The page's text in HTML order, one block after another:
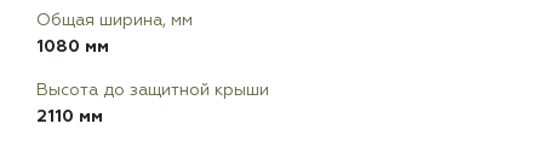
Общая ширина, мм
1080 мм
Высота до защитной крыши
2110 мм